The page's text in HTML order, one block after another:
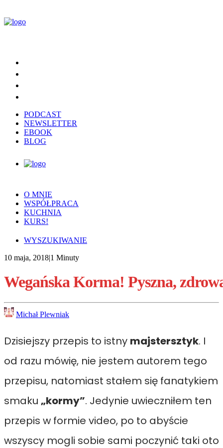
PODCAST
NEWSLETTER
EBOOK
BLOG
O MNIE
WSPÓŁPRACA
KUCHNIA
KURS!
WYSZUKIWANIE
10 maja, 2018|1 Minuty
WegańskaKorma! Pyszna,
Michał Plewniak
Dzisiejszy przepis to istny majstersztyk. I
od razu mówię, nie jestem autorem tego
przepisu, natomiast stałem się fanatykiem
smaku „kormy”. Jedynie uwieczniłem ten
przepis w formie video, po to abyście
wszyscy mogli sobie sami poczynić taki oto